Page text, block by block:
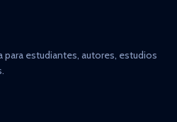
para estudiantes, autores, estudios